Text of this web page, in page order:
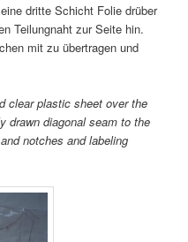
dritte Schicht Folie drüber
Teilungnaht zur Seite hin.
mit zu übertragen und
clear plastic sheet over the
drawn diagonal seam to the
notches and labeling